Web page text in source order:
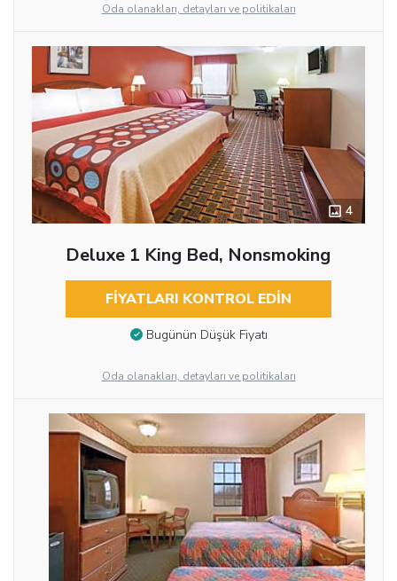
Oda olanakları, detayları ve politikaları
4
Deluxe 1 King Bed, Nonsmoking
FIYATLARI KONTROL EDIN
Bugünün Düşük Fiyatı
Oda olanakları, detayları ve politikaları